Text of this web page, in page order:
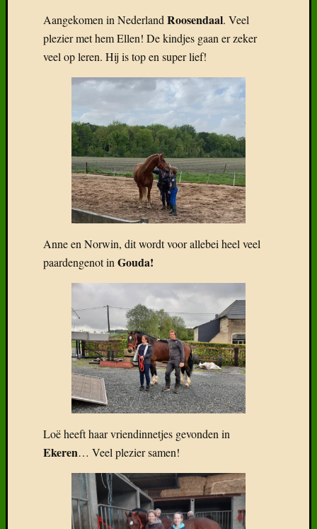
Aangekomen in Nederland Roosendaal. Veel
plezier met hem Ellen! De kindjes gaan er zeker
veel op leren. Hij is top en super lief!
Anne en Norwin, dit wordt voor allebei heel veel
paardengenot in Gouda!
Loë heeft haar vriendinnetjes gevonden in
Ekeren… Veel plezier samen!